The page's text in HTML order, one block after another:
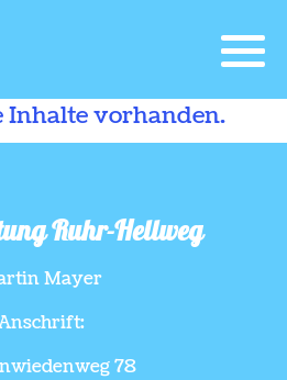
Inhalte vorhanden.
Ruhr-Hellweg
Mayer
78